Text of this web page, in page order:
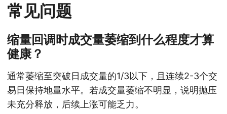
常见问题
缩量回调时成交量萎缩到什么程度才算
健康？
通常萎缩至突破日成交量的1/3以下，且连续2-3个交
易日保持地量水平。若成交量萎缩不明显，说明抛压
未充分释放，后续上涨可能乏力。